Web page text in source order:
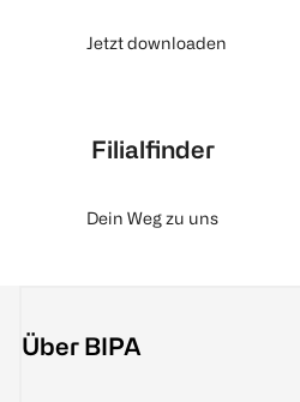
Jetzt downloaden
Filialfinder
Dein Weg zu uns
Über BIPA